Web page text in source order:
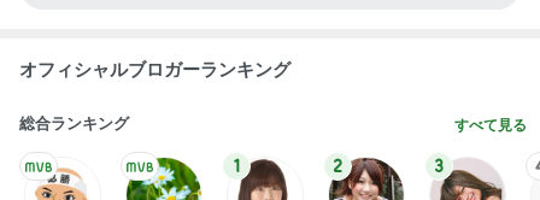
オフィシャルブロガーランキング
総合ランキング すべて見る
1 2 3